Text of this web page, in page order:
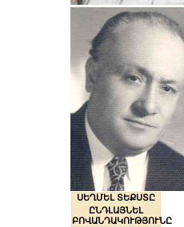
ՍԵՂՄԵԼ ՏԵՔՍՏԸ
ԸՆԴԼԱՅՆԵԼ
ԲՈՎԱՆԴԱԿՈՒԹՅՈՒՆԸ